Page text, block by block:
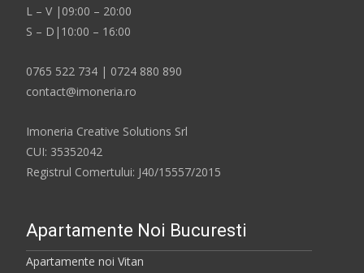
L – V |09:00 – 20:00
S – D|10:00 – 16:00
0765 522 734 | 0724 880 890
contact@imoneria.ro
Imoneria Creative Solutions Srl
CUI: 35352042
Registrul Comertului: J40/15557/2015
Apartamente Noi Bucuresti
Apartamente noi Vitan